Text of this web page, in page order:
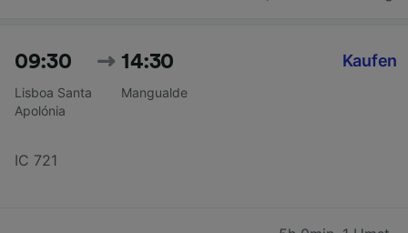
09:30
Lisboa Santa
Apolónia
14:30
Mangualde
IC 721
Kaufen